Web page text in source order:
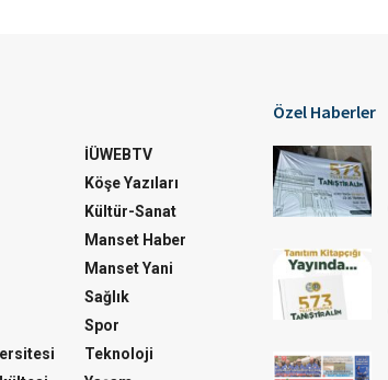
İÜWEBTV
Köşe Yazıları
Kültür-Sanat
Manset Haber
Manset Yani
Sağlık
Spor
Teknoloji
Özel Haberler